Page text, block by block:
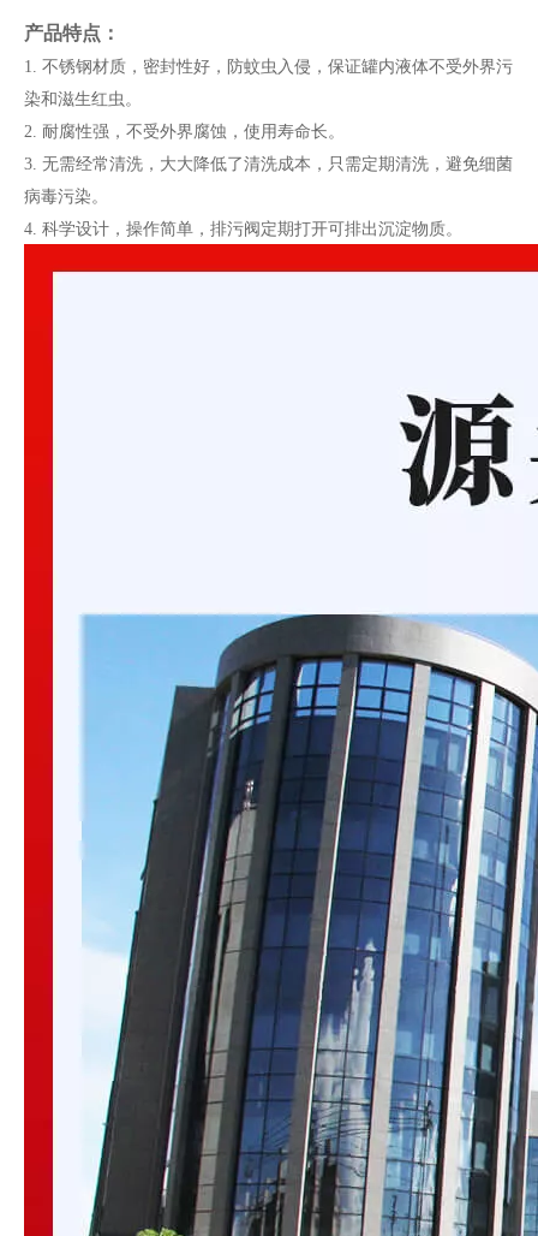
产品特点：
1. 不锈钢材质，密封性好，防蚊虫入侵，保证罐内液体不受外界污
染和滋生红虫。
2. 耐腐性强，不受外界腐蚀，使用寿命长。
3. 无需经常清洗，大大降低了清洗成本，只需定期清洗，避免细菌
病毒污染。
4. 科学设计，操作简单，排污阀定期打开可排出沉淀物质。